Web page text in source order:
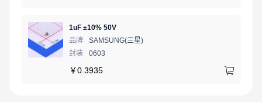
1uF ±10% 50V
品牌
SAMSUNG(三星)
封装
0603
￥0.3935